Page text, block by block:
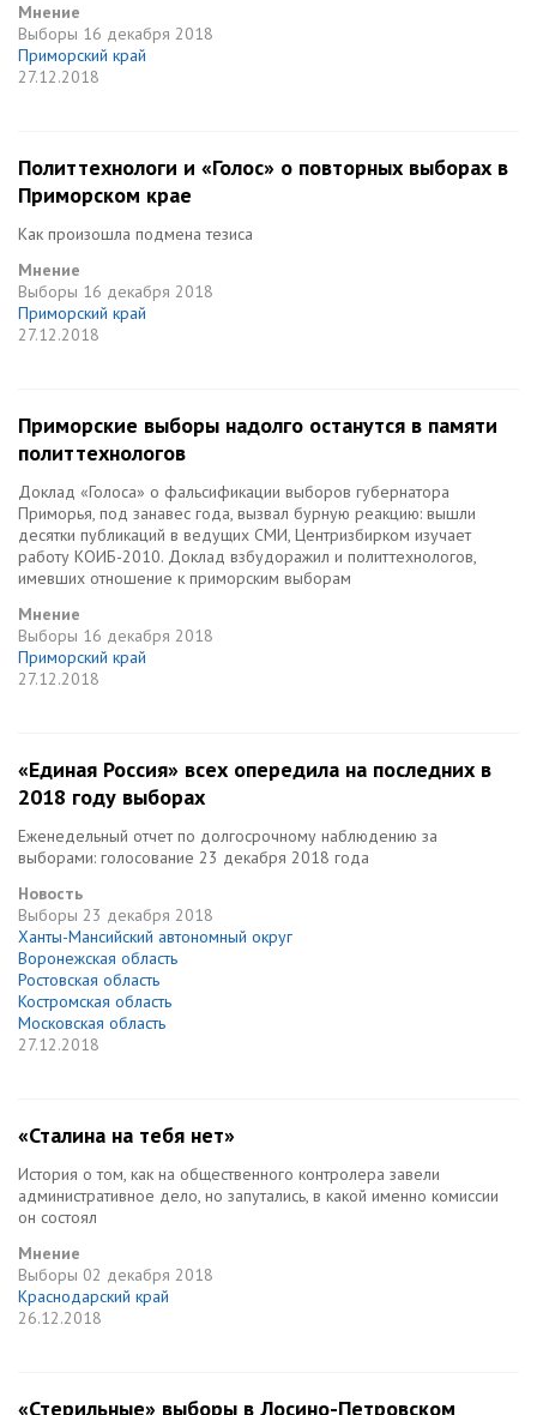
Мнение
Выборы 16 декабря 2018
Приморский край
27.12.2018
Политтехнологи и «Голос» о повторных выборах в
Приморском крае
Как произошла подмена тезиса
Мнение
Выборы 16 декабря 2018
Приморский край
27.12.2018
Приморские выборы надолго останутся в памяти
политтехнологов
Доклад «Голоса» о фальсификации выборов губернатора
Приморья, под занавес года, вызвал бурную реакцию: вышли
десятки публикаций в ведущих СМИ, Центризбирком изучает
работу КОИБ-2010. Доклад взбудоражил и политтехнологов,
имевших отношение к приморским выборам
Мнение
Выборы 16 декабря 2018
Приморский край
27.12.2018
«Единая Россия» всех опередила на последних в
2018 году выборах
Еженедельный отчет по долгосрочному наблюдению за
выборами: голосование 23 декабря 2018 года
Новость
Выборы 23 декабря 2018
Ханты-Мансийский автономный округ
Воронежская область
Ростовская область
Костромская область
Московская область
27.12.2018
«Сталина на тебя нет»
История о том, как на общественного контролера завели
административное дело, но запутались, в какой именно комиссии
он состоял
Мнение
Выборы 02 декабря 2018
Краснодарский край
26.12.2018
«Стерильные» выборы в Лосино-Петровском